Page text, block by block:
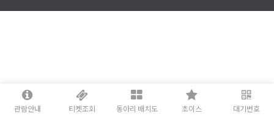
관람안내 티켓조회 동아리 배치도 초이스 대기번호